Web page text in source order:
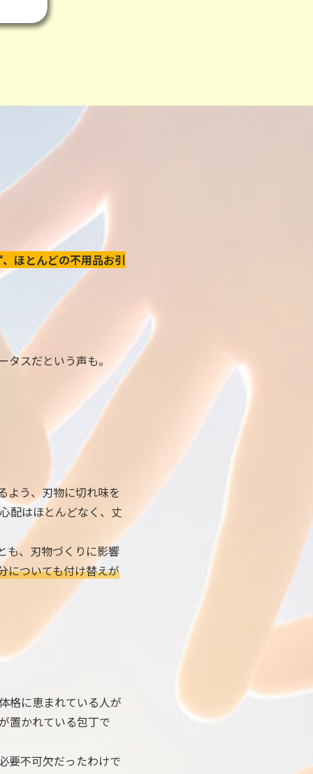
ほとんどの不用品お引
スだという声も。
よう、刃物に切れ味を
配はほとんどなく、丈
も、刃物づくりに影響
についても付け替えが
格に恵まれている人が
置かれている包丁で
要不可欠だったわけで